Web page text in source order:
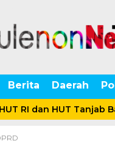
Berita Daerah
HUT Tanjab Barat